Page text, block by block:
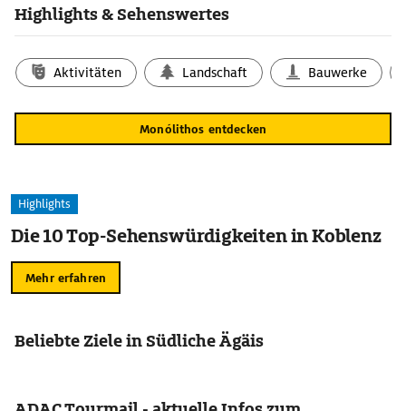
Highlights & Sehenswertes
Aktivitäten Landschaft Bauwerke
Monólithos entdecken
Highlights
Die 10 Top-Sehenswürdigkeiten in Koblenz
Mehr erfahren
Beliebte Ziele in Südliche Ägäis